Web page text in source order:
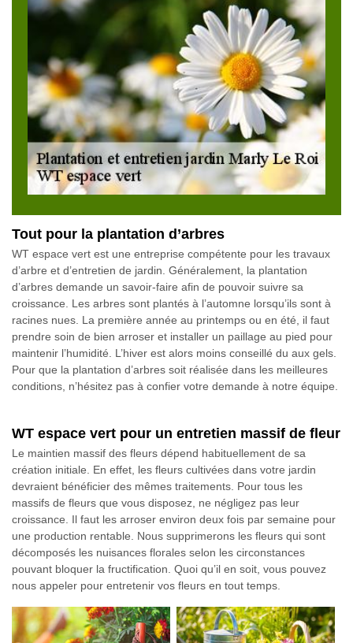
Tout pour la plantation d’arbres
WT espace vert est une entreprise compétente pour les travaux
d’arbre et d’entretien de jardin. Généralement, la plantation
d’arbres demande un savoir-faire afin de pouvoir suivre sa
croissance. Les arbres sont plantés à l’automne lorsqu’ils sont à
racines nues. La première année au printemps ou en été, il faut
prendre soin de bien arroser et installer un paillage au pied pour
maintenir l’humidité. L’hiver est alors moins conseillé du aux gels.
Pour que la plantation d’arbres soit réalisée dans les meilleures
conditions, n’hésitez pas à confier votre demande à notre équipe.
WT espace vert pour un entretien massif de fleur
Le maintien massif des fleurs dépend habituellement de sa
création initiale. En effet, les fleurs cultivées dans votre jardin
devraient bénéficier des mêmes traitements. Pour tous les
massifs de fleurs que vous disposez, ne négligez pas leur
croissance. Il faut les arroser environ deux fois par semaine pour
une production rentable. Nous supprimerons les fleurs qui sont
décomposés les nuisances florales selon les circonstances
pouvant bloquer la fructification. Quoi qu’il en soit, vous pouvez
nous appeler pour entretenir vos fleurs en tout temps.